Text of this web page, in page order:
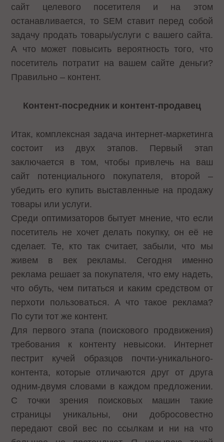
сайт целевого посетителя и на этом
останавливается, то SEM ставит перед собой
задачу продать товары/услуги с вашего сайта.
А что может повысить вероятность того, что
посетитель потратит на вашем сайте деньги?
Правильно – контент.
Контент-посредник и контент-продавец
Итак, комплексная задача интернет-маркетинга
состоит из двух этапов. Первый этап
заключается в том, чтобы привлечь на ваш
сайт потенциального покупателя, второй –
убедить его купить выставленные на продажу
товары или услуги.
Среди оптимизаторов бытует мнение, что если
посетитель не хочет делать покупку, он её не
сделает. Те, кто так считает, забыли, что мы
живем в век рекламы. Сегодня именно
реклама решает за покупателя, что ему надеть,
что обуть, чем питаться и каким средством от
перхоти пользоваться. А что такое реклама?
По сути тот же контент.
Для первого этапа (поискового продвижения)
требования к контенту невысоки. Интернет
пестрит кучей образцов почти-уникального-
контента, которые отличаются друг от друга
одним-двумя словами в каждом предложении.
С точки зрения поисковых машин такие
страницы уникальны, они добросовестно
передают свой вес по ссылкам и ни на что